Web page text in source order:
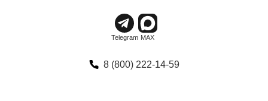
8 (800) 222-14-59